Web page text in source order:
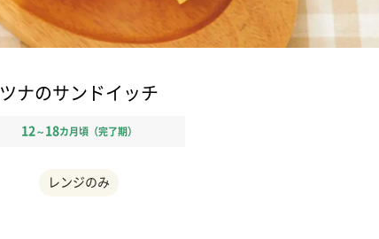
ツナのサンドイッチ
12 ～ 18カ月頃（完了期）
レンジのみ